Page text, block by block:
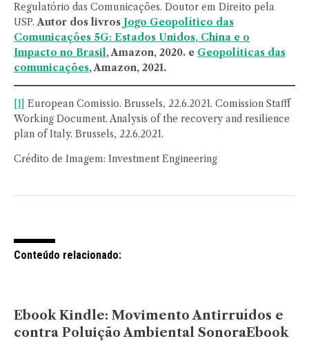
Regulatório das Comunicações. Doutor em Direito pela
USP.Autor dos livros Jogo Geopolítico das
Comunicações 5G: Estados Unidos, China e o
Impacto no Brasil, Amazon, 2020. e Geopolíticas das
comunicações, Amazon, 2021.
[1] European Comissio. Brussels, 22.6.2021. Comission Stafff
Working Document. Analysis of the recovery and resilience
plan of Italy. Brussels, 22.6.2021.
Crédito de Imagem: Investment Engineering
Conteúdo relacionado:
Ebook Kindle: Movimento Antirruídos e
contra Poluição Ambiental SonoraEbook